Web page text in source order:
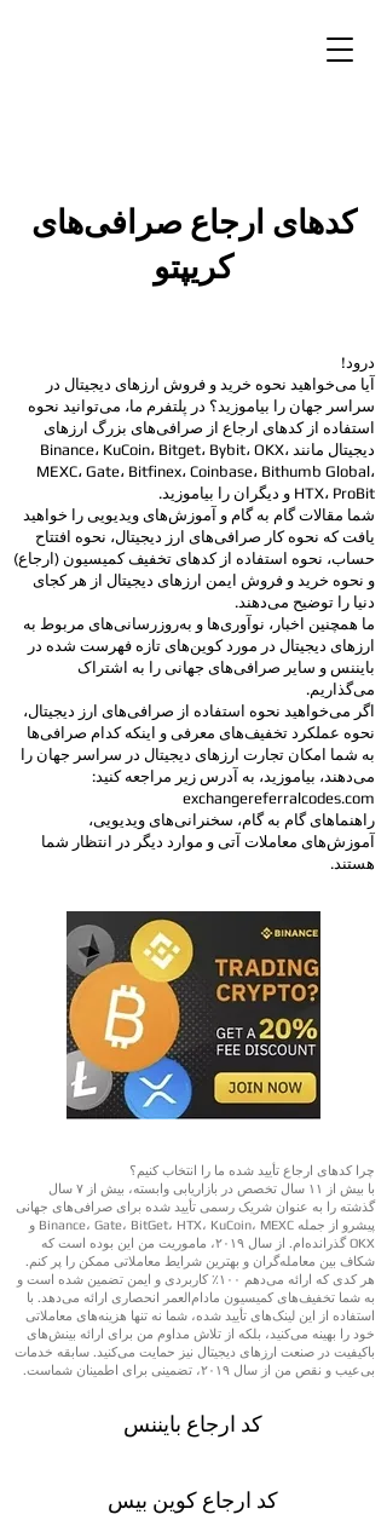
کدهای ارجاع صرافی‌های
کریپتو
درود!
آیا می‌خواهید نحوه خرید و فروش ارزهای دیجیتال در
سراسر جهان را بیاموزید؟ در پلتفرم ما، می‌توانید نحوه
استفاده از کدهای ارجاع از صرافی‌های بزرگ ارزهای
دیجیتال مانند Binance، KuCoin، Bitget، Bybit، OKX،
MEXC، Gate، Bitfinex، Coinbase، Bithumb Global،
HTX، ProBit و دیگران را بیاموزید.
شما مقالات گام به گام و آموزش‌های ویدیویی را خواهید
یافت که نحوه کار صرافی‌های ارز دیجیتال، نحوه افتتاح
حساب، نحوه استفاده از کدهای تخفیف کمیسیون (ارجاع)
و نحوه خرید و فروش ایمن ارزهای دیجیتال از هر کجای
دنیا را توضیح می‌دهند.
ما همچنین اخبار، نوآوری‌ها و به‌روزرسانی‌های مربوط به
ارزهای دیجیتال در مورد کوین‌های تازه فهرست شده در
بایننس و سایر صرافی‌های جهانی را به اشتراک
می‌گذاریم.
اگر می‌خواهید نحوه استفاده از صرافی‌های ارز دیجیتال،
نحوه عملکرد تخفیف‌های معرفی و اینکه کدام صرافی‌ها
به شما امکان تجارت ارزهای دیجیتال در سراسر جهان را
می‌دهند، بیاموزید، به آدرس زیر مراجعه کنید:
exchangereferralcodes.com
راهنماهای گام به گام، سخنرانی‌های ویدیویی،
آموزش‌های معاملات آتی و موارد دیگر در انتظار شما
هستند.
چرا کدهای ارجاع تأیید شده ما را انتخاب کنیم؟
با بیش از ۱۱ سال تخصص در بازاریابی وابسته، بیش از ۷ سال
گذشته را به عنوان شریک رسمی تأیید شده برای صرافی‌های جهانی
پیشرو از جمله Binance، Gate، BitGet، HTX، KuCoin، MEXC و
OKX گذرانده‌ام. از سال ۲۰۱۹، ماموریت من این بوده است که
شکاف بین معامله‌گران و بهترین شرایط معاملاتی ممکن را پر کنم.
هر کدی که ارائه می‌دهم ۱۰۰٪ کاربردی و ایمن تضمین شده است و
به شما تخفیف‌های کمیسیون مادام‌العمر انحصاری ارائه می‌دهد. با
استفاده از این لینک‌های تأیید شده، شما نه تنها هزینه‌های معاملاتی
خود را بهینه می‌کنید، بلکه از تلاش مداوم من برای ارائه بینش‌های
باکیفیت در صنعت ارزهای دیجیتال نیز حمایت می‌کنید. سابقه خدمات
بی‌عیب و نقص من از سال ۲۰۱۹، تضمینی برای اطمینان شماست.
کد ارجاع بایننس
کد ارجاع کوین بیس